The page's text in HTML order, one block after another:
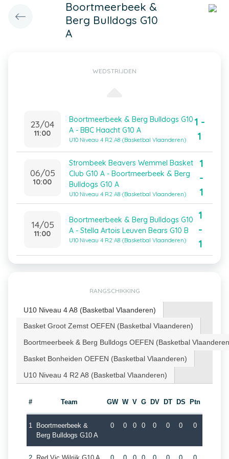
Boortmeerbeek &
Berg Bulldogs G10
A
WEDSTRIJDEN
23/04
11:00
Boortmeerbeek & Berg Bulldogs G10
A - BBC Haacht G10 A
U10 Niveau 4 R2 A8 (Basketbal Vlaanderen)
1 -
1
06/05
10:00
Strombeek Beavers Wemmel Basket
Club G10 A - Boortmeerbeek & Berg
Bulldogs G10 A
U10 Niveau 4 R2 A8 (Basketbal Vlaanderen)
1
-
1
14/05
11:00
Boortmeerbeek & Berg Bulldogs G10
A - Stella Artois Leuven Bears G10 B
U10 Niveau 4 R2 A8 (Basketbal Vlaanderen)
1
-
1
RANGSCHIKKING
U10 Niveau 4 A8 (Basketbal Vlaanderen)
Basket Groot Zemst OEFEN (Basketbal Vlaanderen)
Boortmeerbeek & Berg Bulldogs OEFEN (Basketbal
Basket Bonheiden OEFEN (Basketbal Vlaanderen)
U10 Niveau 4 R2 A8 (Basketbal Vlaanderen)
# Team GW W V G DV DT DS Ptn
1
Boortmeerbeek &
Berg Bulldogs G10 A
0 0 0 0 0 0 0 0